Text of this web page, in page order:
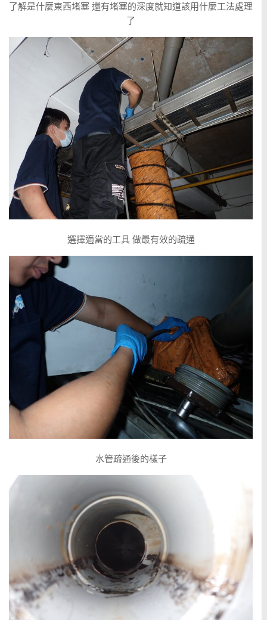
了解是什麼東西堵塞 還有堵塞的深度就知道該用什麼工法處理
了
選擇適當的工具 做最有效的疏通
水管疏通後的樣子